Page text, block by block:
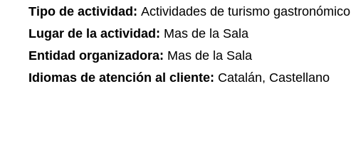
Tipo de actividad: Actividades de turismo gastronómico
Lugar de la actividad: Mas de la Sala
Entidad organizadora: Mas de la Sala
Idiomas de atención al cliente: Catalán, Castellano